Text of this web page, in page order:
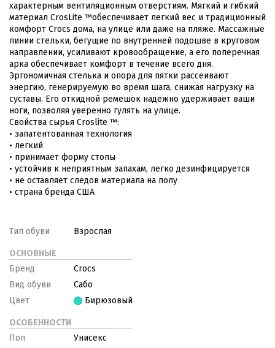
характерным вентиляционным отверстиям. Мягкий и гибкий
материал CrosLite ™обеспечивает легкий вес и традиционный
комфорт Crocs дома, на улице или даже на пляже. Массажные
линии стельки, бегущие по внутренней подошве в круговом
направлении, усиливают кровообращение, а его поперечная
арка обеспечивает комфорт в течение всего дня.
Эргономичная стелька и опора для пятки рассеивают
энергию, генерируемую во время шага, снижая нагрузку на
суставы. Его откидной ремешок надежно удерживает ваши
ноги, позволяя уверенно гулять на улице.
Свойства сырья Croslite ™:
• запатентованная технология
• легкий
• принимает форму стопы
• устойчив к неприятным запахам, легко дезинфицируется
• не оставляет следов материала на полу
• страна бренда США
Тип обуви Взрослая
ОСНОВНЫЕ
Бренд
Crocs
Вид обуви
Сабо
Цвет
Бирюзовый
ОСОБЕННОСТИ
Пол
Унисекс